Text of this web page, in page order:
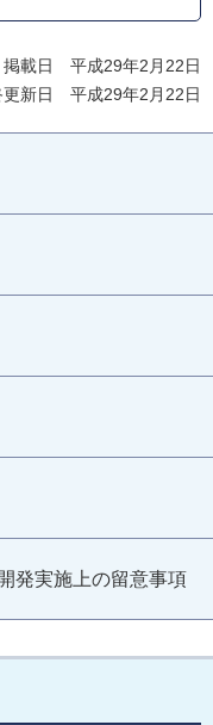
掲載日 平成29年2月22日
更新日 平成29年2月22日
発実施上の留意事項